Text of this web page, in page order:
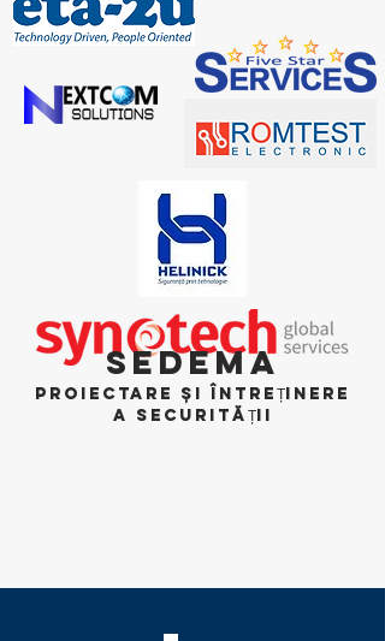
SEDEMA
PROIECTARE ȘI ÎNTREȚINERE
A SECURITĂȚII